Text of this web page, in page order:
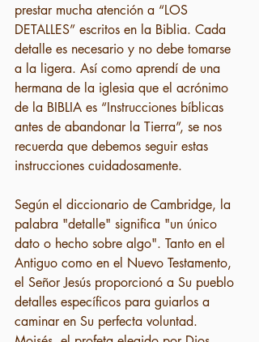
prestar mucha atención a “LOS
DETALLES” escritos en la Biblia. Cada
detalle es necesario y no debe tomarse
a la ligera. Así como aprendí de una
hermana de la iglesia que el acrónimo
de la BIBLIA es “Instrucciones bíblicas
antes de abandonar la Tierra”, se nos
recuerda que debemos seguir estas
instrucciones cuidadosamente.
Según el diccionario de Cambridge, la
palabra "detalle" significa "un único
dato o hecho sobre algo". Tanto en el
Antiguo como en el Nuevo Testamento,
el Señor Jesús proporcionó a Su pueblo
detalles específicos para guiarlos a
caminar en Su perfecta voluntad.